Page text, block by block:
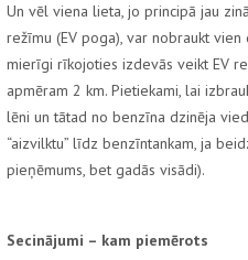
Un vēl viena lieta, jo principā jau
režīmu (EV poga), var nobraukt vien
mierīgi rīkojoties izdevās veikt EV
apmēram 2 km. Pietiekami, lai
lēni un tātad no benzīna dzinēja
“aizvilktu” līdz benzīntankam, ja
pieņēmums, bet gadās visādi).
Secinājumi – kam piemērots